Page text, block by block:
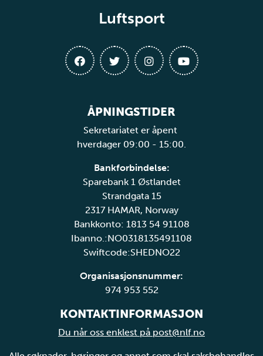
Luftsport
ÅPNINGSTIDER
Sekretariatet er åpent
hverdager 09:00 - 15:00.
Bankforbindelse:
Sparebank 1 Østlandet
Strandgata 15
2317 HAMAR, Norway
Bankkonto: 1813 54 91108
Ibanno.:NO0318135491108
Swiftcode:SHEDNO22
Organisasjonsnummer:
974 953 552
KONTAKTINFORMASJON
Du når oss enklest på post@nlf.no